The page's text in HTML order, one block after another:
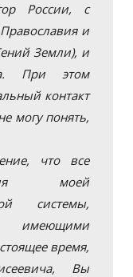
России, с
и
Земли), и
При этом
контакт
могу понять,
что все
моей
системы,
имеющими
время,
Вы